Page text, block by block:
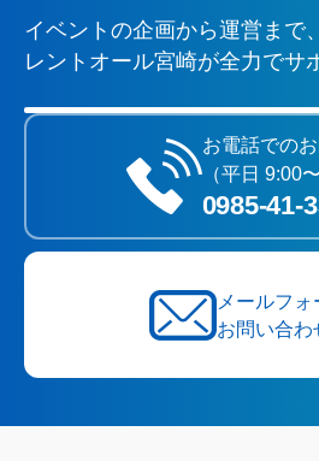
イベントの企画から運営まで、
レントオール宮崎が全力でサ
お電話での
（平日 9:00〜
メールフォ
お問い合わ